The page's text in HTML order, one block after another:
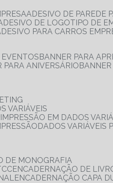
ADESIVO DE PAREDE
ADESIVO DE LOGOTIPO DE
ADESIVO PARA CARROS
EVENTOS
BANNER PARA
PARA ANIVERSÁRIO
VARIÁVEIS
IMPRESSÃO EM DADOS
DADOS
DE MONOGRAFIA
ENCADERNAÇÃO DE
ENCADERNAÇÃO CAPA